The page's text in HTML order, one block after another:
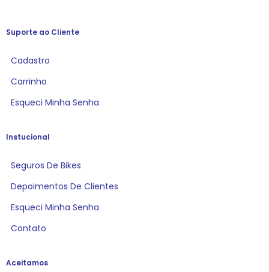
Suporte ao Cliente
Cadastro
Carrinho
Esqueci Minha Senha
Instucional
Seguros De Bikes
Depoimentos De Clientes
Esqueci Minha Senha
Contato
Aceitamos